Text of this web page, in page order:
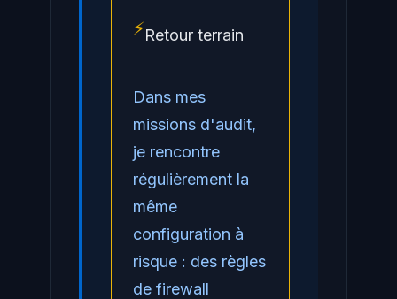
⚡Retour terrain
Dans mes
missions d'audit,
je rencontre
régulièrement la
même
configuration à
risque : des règles
de firewall